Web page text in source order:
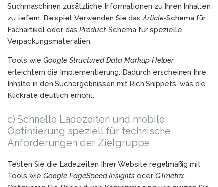
Suchmaschinen zusätzliche Informationen zu Ihren Inhalten
zu liefern. Beispiel: Verwenden Sie dasArticle-Schema für
Fachartikel oder das Product-Schema für spezielle
Verpackungsmaterialien.
Tools wie Google Structured Data Markup Helper
erleichtern die Implementierung. Dadurch erscheinen Ihre
Inhalte in den Suchergebnissen mit Rich Snippets, was die
Klickrate deutlich erhöht.
c) Schnelle Ladezeiten und mobile
Optimierung speziell für technische
Anforderungen der Zielgruppe
Testen Sie die Ladezeiten Ihrer Website regelmäßig mit
Tools wie Google PageSpeed Insights oder GTmetrix.